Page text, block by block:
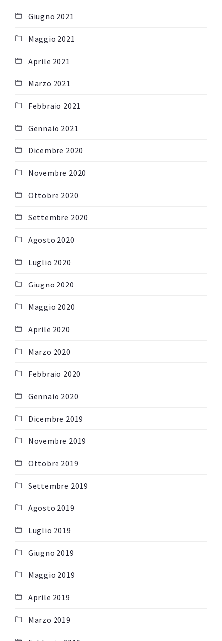
Giugno 2021
Maggio 2021
Aprile 2021
Marzo 2021
Febbraio 2021
Gennaio 2021
Dicembre 2020
Novembre 2020
Ottobre 2020
Settembre 2020
Agosto 2020
Luglio 2020
Giugno 2020
Maggio 2020
Aprile 2020
Marzo 2020
Febbraio 2020
Gennaio 2020
Dicembre 2019
Novembre 2019
Ottobre 2019
Settembre 2019
Agosto 2019
Luglio 2019
Giugno 2019
Maggio 2019
Aprile 2019
Marzo 2019